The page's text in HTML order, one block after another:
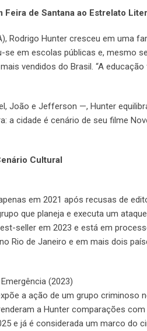
Feira de Santana ao Estrelato
Rodrigo Hunter cresceu em uma
se em escolas públicas e, mesmo
vendidos do Brasil. “A
João e Jefferson —, Hunter
a cidade é cenário de seu filme
Cultural
em 2021 após recusas de
que planeja e executa um
seller em 2023 e está em
Rio de Janeiro e em mais dois
(2023)
a ação de um grupo criminoso
a Hunter comparações
e já é considerada um marco do